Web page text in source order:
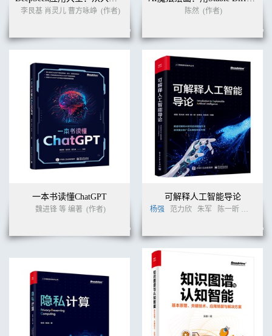
李艮基 肖灵儿 曹方咏峥 (作者) 陈然 (作者)
一本书读懂ChatGPT
魏进锋 等 编著 (作者)
可解释人工智能导论
杨强 范力欣 朱军 陈一昕